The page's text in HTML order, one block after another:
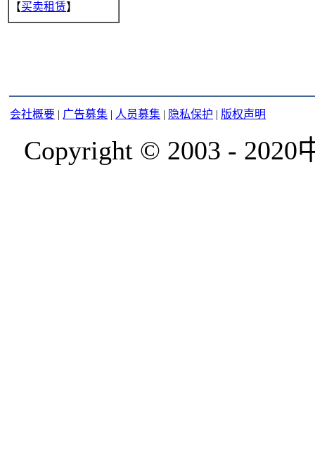
【买卖租赁】
会社概要 | 广告募集 | 人员募集 | 隐私保护 | 版权声明
Copyright © 2003 -